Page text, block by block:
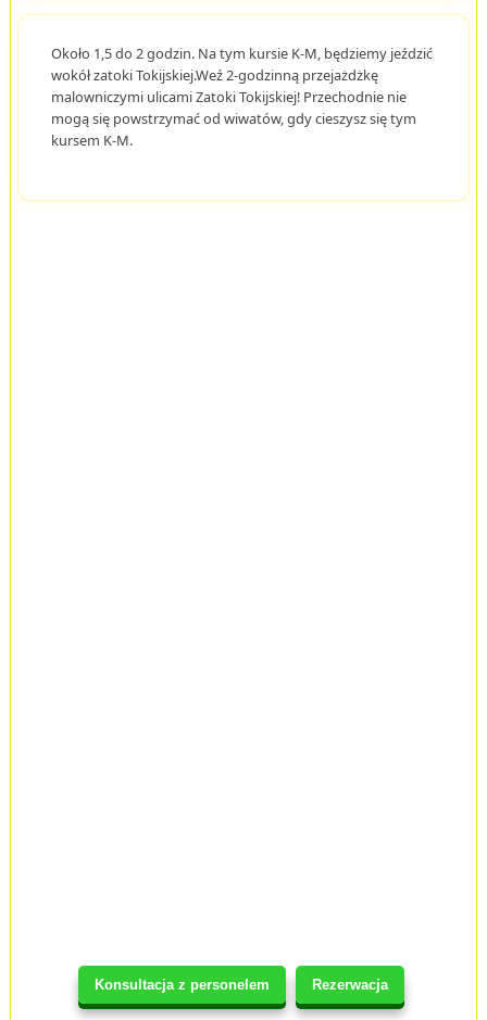
Konsultacja z personelem Rezerwacja
Około 1,5 do 2 godzin. Na tym kursie K-M, będziemy jeździć
wokół zatoki Tokijskiej.Weź 2-godzinną przejażdżkę
malowniczymi ulicami Zatoki Tokijskiej! Przechodnie nie
mogą się powstrzymać od wiwatów, gdy cieszysz się tym
kursem K-M.